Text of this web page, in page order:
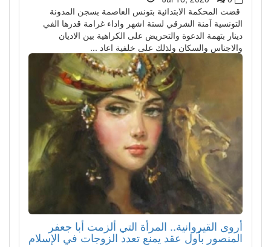
قضت المحكمة الابتدائية بتونس العاصمة بسجن المدونة
التونسية آمنة الشرقي لستة اشهر واداء غرامة قدرها الفي
دينار بتهمة الدعوة والتحريض على الكراهية بين الاديان
والاجناس والسكان ولذلك على خلفية اعاد ...
أروى القيروانية.. المرأة التي ألزمت أبا جعفر
المنصور بأول عقد يمنع تعدد الزوجات في الإسلام